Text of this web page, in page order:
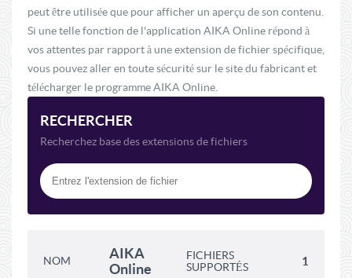
peut être utilisée que pour afficher un aperçu de son contenu.
Si une telle fonction de l'application AIKA Online répond à
vos attentes par rapport à une extension de fichier spécifique,
vous pouvez aller en toute sécurité sur le site du fabricant et
télécharger le programme AIKA Online.
RECHERCHER
Recherchez base des extensions de fichiers
NOM
AIKA
Online
FICHIERS
SUPPORTÉS
1